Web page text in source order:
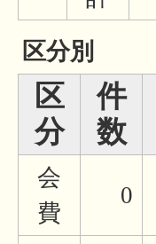
区分別
区
分
件
数
会
費
0